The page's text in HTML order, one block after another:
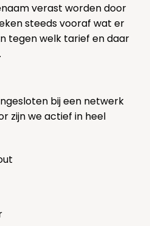
verast worden door
steeds vooraf wat er
tegen welk tarief en daar
bij een netwerk
zijn we actief in heel